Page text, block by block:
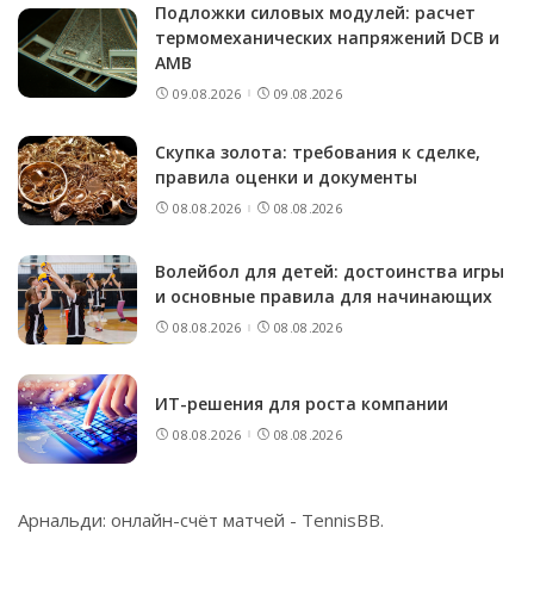
Подложки силовых модулей: расчет
термомеханических напряжений DCB и
AMB
09.08.2026 09.08.2026
Скупка золота: требования к сделке,
правила оценки и документы
08.08.2026 08.08.2026
Волейбол для детей: достоинства игры
и основные правила для начинающих
08.08.2026 08.08.2026
ИТ-решения для роста компании
08.08.2026 08.08.2026
Арнальди: онлайн-счёт матчей - TennisBB.